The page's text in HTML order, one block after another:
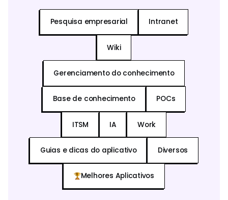
Pesquisa empresarial Intranet
Wiki
Gerenciamento do conhecimento
Base de conhecimento POCs
ITSM IA Work
Guias e dicas do aplicativo Diversos
Melhores Aplicativos